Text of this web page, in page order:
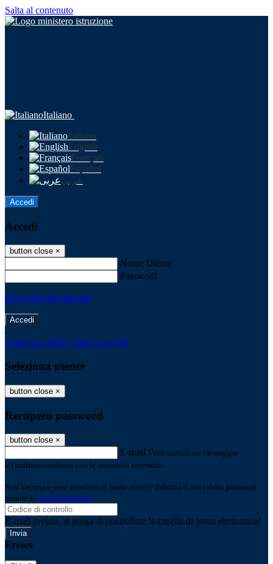
Salta al contenuto
Italiano
Italiano
English
Français
Español
عربى
Accedi
Accedi
button close ×
Nome Utente
Password
Password dimenticata?
-
Entra con SPID Entra con CIE
Seleziona utente
button close ×
Recupero password
button close ×
E-mail Verrà inviato un messaggio
all'indirizzo indicato con le istruzioni necessarie.
Non hai una e-mail associata al nome utente? Effettua il reset della password
tramite la Login Spaggiari
E-mail inviata, si prega di controllare la casella di posta elettronica!
Errore